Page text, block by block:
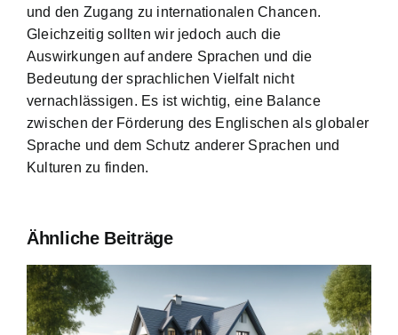
und den Zugang zu internationalen Chancen.
Gleichzeitig sollten wir jedoch auch die
Auswirkungen auf andere Sprachen und die
Bedeutung der sprachlichen Vielfalt nicht
vernachlässigen. Es ist wichtig, eine Balance
zwischen der Förderung des Englischen als globaler
Sprache und dem Schutz anderer Sprachen und
Kulturen zu finden.
Ähnliche Beiträge